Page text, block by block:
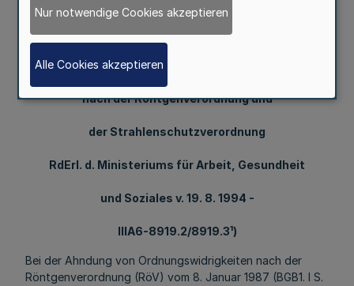
Richtlinien für die Verfolgung und Ahndung
von Ordnungswidrigkeiten
nach der Röntgenverordnung und
der Strahlenschutzverordnung
RdErl. d. Ministeriums für Arbeit, Gesundheit
und Soziales v. 19. 8. 1994 -
IIIA6-8919.2/8919.3¹)
Bei der Ahndung von Ordnungswidrigkeiten nach der
Röntgenverordnung (RöV) vom 8. Januar 1987 (BGB1. I S.
Nur notwendige Cookies akzeptieren
Alle Cookies akzeptieren